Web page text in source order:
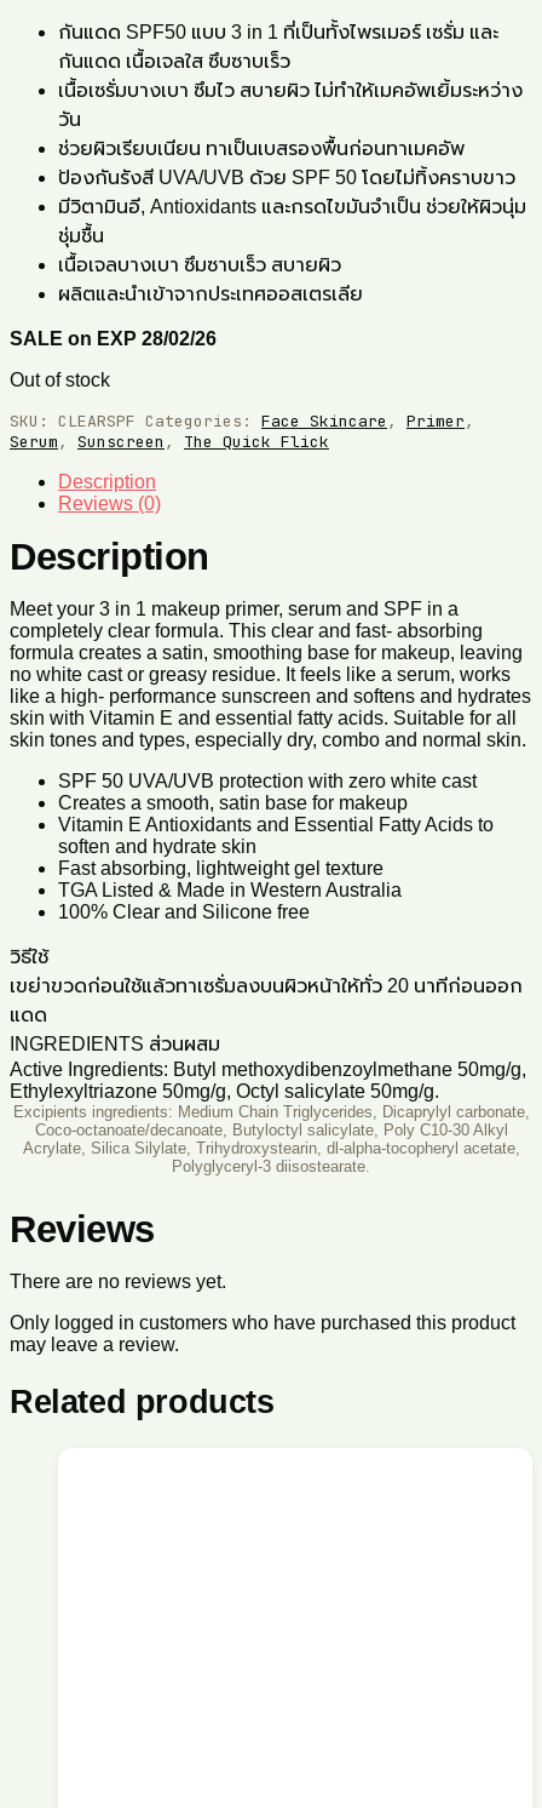
กันแดด SPF50 แบบ 3 in 1 ที่เป็นทั้งไพรเมอร์ เซรั่ม และ
กันแดด เนื้อเจลใส ซึบซาบเร็ว
เนื้อเซรั่มบางเบา ซึมไว สบายผิว ไม่ทำให้เมคอัพเยิ้มระหว่าง
วัน
ช่วยผิวเรียบเนียน ทาเป็นเบสรองพื้นก่อนทาเมคอัพ
ป้องกันรังสี UVA/UVB ด้วย SPF 50 โดยไม่ทิ้งคราบขาว
มีวิตามินอี, Antioxidants และกรดไขมันจำเป็น ช่วยให้ผิวนุ่ม
ชุ่มชื้น
เนื้อเจลบางเบา ซึมซาบเร็ว สบายผิว
ผลิตและนำเข้าจากประเทศออสเตรเลีย
SALE on EXP 28/02/26
Out of stock
SKU: CLEARSPF Categories: Face Skincare , Primer,
Serum, Sunscreen , The Quick Flick
Description
Reviews (0)
Description
Meet your 3 in 1 makeup primer, serum and SPF in a
completely clear formula. This clear and fast- absorbing
formula creates a satin, smoothing base for makeup, leaving
no white cast or greasy residue. It feels like a serum, works
like a high- performance sunscreen and softens and hydrates
skin with Vitamin E and essential fatty acids. Suitable for all
skin tones and types, especially dry, combo and normal skin.
SPF 50 UVA/UVB protection with zero white cast
Creates a smooth, satin base for makeup
Vitamin E Antioxidants and Essential Fatty Acids to
soften and hydrate skin
Fast absorbing, lightweight gel texture
TGA Listed & Made in Western Australia
100% Clear and Silicone free
วิธีใช้
เขย่าขวดก่อนใช้แล้วทาเซรั่มลงบนผิวหน้าให้ทั่ว 20 นาทีก่อนออก
แดด
INGREDIENTS ส่วนผสม
Active Ingredients: Butyl methoxydibenzoylmethane 50mg/g,
Ethylexyltriazone 50mg/g, Octyl salicylate 50mg/g.
Excipients ingredients: Medium Chain Triglycerides, Dicaprylyl carbonate,
Coco-octanoate/decanoate, Butyloctyl salicylate, Poly C10-30 Alkyl
Acrylate, Silica Silylate, Trihydroxystearin, dl-alpha-tocopheryl acetate,
Polyglyceryl-3 diisostearate.
Reviews
There are no reviews yet.
Only logged in customers who have purchased this product
may leave a review.
Related products